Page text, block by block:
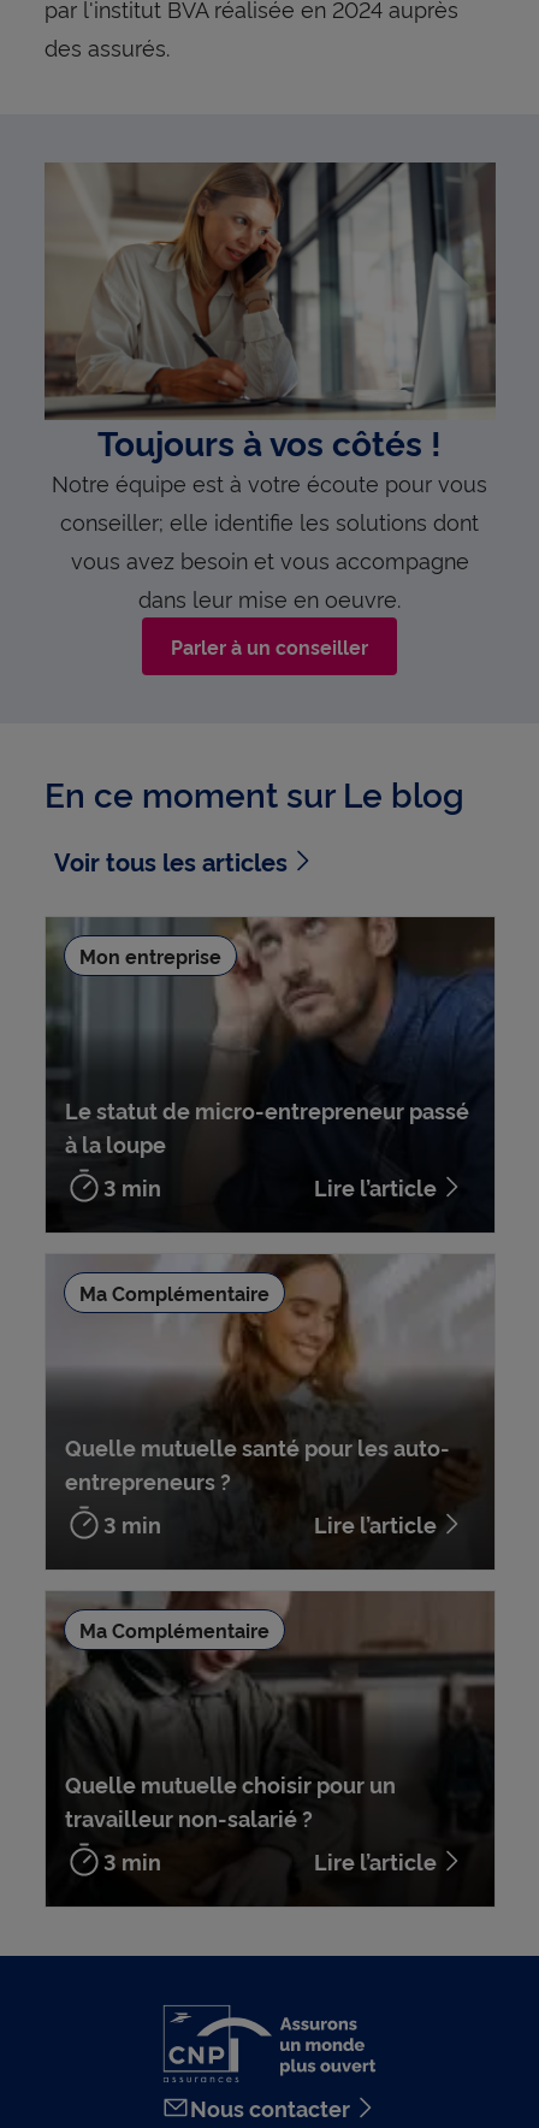
par l'institut BVA réalisée en 2024 auprès
des assurés.
Toujours à vos côtés !
Notre équipe est à votre écoute pour vous
conseiller; elle identifie les solutions dont
vous avez besoin et vous accompagne
dans leur mise en oeuvre.
Parler à un conseiller
En ce moment sur Le blog
Voir tous les articles
Le statut de micro-entrepreneur passé
à la loupe
3 min
Lire l’article
Mon entreprise
Quelle mutuelle santé pour les auto-
entrepreneurs ?
3 min
Lire l’article
Ma Complémentaire
Quelle mutuelle choisir pour un
travailleur non-salarié ?
3 min
Lire l’article
Ma Complémentaire
Nous contacter